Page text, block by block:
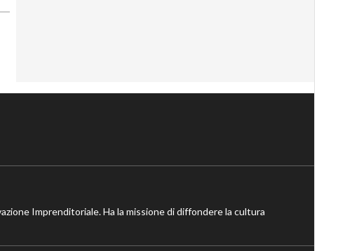
Imprenditoriale. Ha la missione di diffondere la cultura